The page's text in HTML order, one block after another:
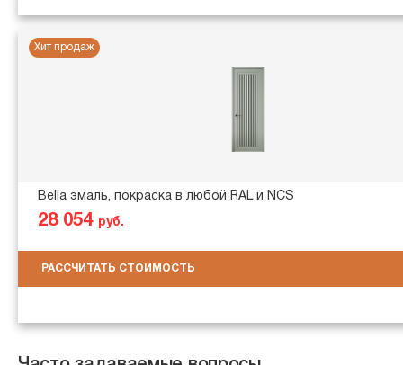
Хит продаж
Bella эмаль, покраска в любой RAL и NCS
28 054 руб.
РАССЧИТАТЬ СТОИМОСТЬ